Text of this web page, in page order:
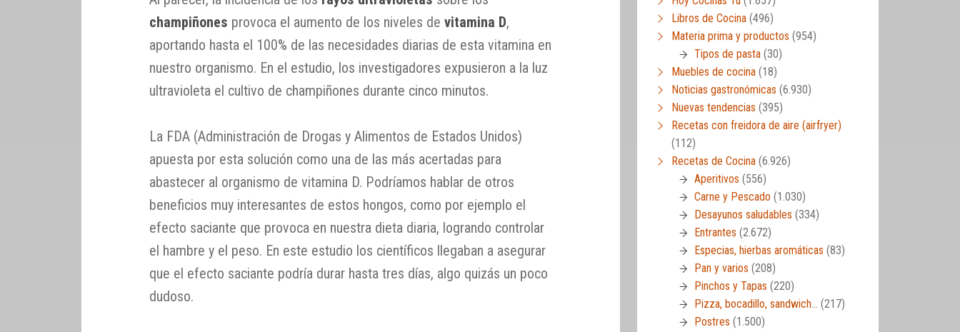
champiñones provoca el aumento de los niveles devitamina D,
aportando hasta el 100% de las necesidades diarias de esta vitamina en
nuestro organismo. En el estudio, los investigadores expusieron a la luz
ultravioleta el cultivo de champiñones durante cinco minutos.
La FDA (Administración de Drogas y Alimentos de Estados Unidos)
apuesta por esta solución como una de las más acertadas para
abastecer al organismo de vitamina D. Podríamos hablar de otros
beneficios muy interesantes de estos hongos, como por ejemplo el
efecto saciante que provoca en nuestra dieta diaria, logrando controlar
el hambre y el peso. En este estudio los científicos llegaban a asegurar
que el efecto saciante podría durar hasta tres días, algo quizás un poco
dudoso.
Libros de Cocina (496)
Materia prima y productos (954)
Tipos de pasta (30)
Muebles de cocina (18)
Noticias gastronómicas (6.930)
Nuevas tendencias (395)
Recetas con freidora de aire (airfryer)
(112)
Recetas de Cocina (6.926)
Aperitivos (556)
Carne y Pescado (1.030)
Desayunos saludables (334)
Entrantes (2.672)
Especias, hierbas aromáticas (83)
Pan y varios (208)
Pinchos y Tapas (220)
Pizza, bocadillo, sandwich… (217)
Postres (1.500)